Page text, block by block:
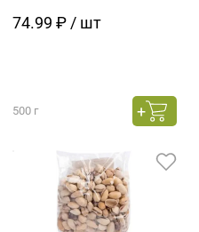
74.99 ₽ / шт
500 г